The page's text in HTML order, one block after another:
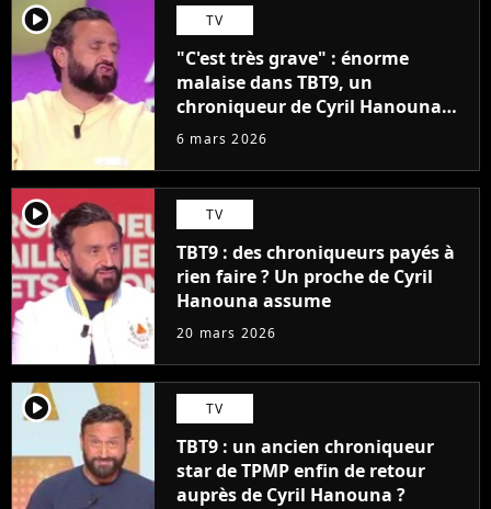
player2 TV
"C'est très grave" : énorme
malaise dans TBT9, un
chroniqueur de Cyril Hanouna
fait polémique en direct
6 mars 2026
player2 TV
TBT9 : des chroniqueurs payés à
rien faire ? Un proche de Cyril
Hanouna assume
20 mars 2026
player2 TV
TBT9 : un ancien chroniqueur
star de TPMP enfin de retour
auprès de Cyril Hanouna ?